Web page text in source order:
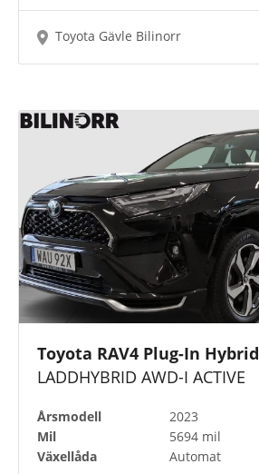
Toyota Gävle Bilinorr
Toyota RAV4 Plug-In Hybrid
LADDHYBRID AWD-I ACTIVE
Årsmodell
2023
Mil
5694 mil
Växellåda
Automat